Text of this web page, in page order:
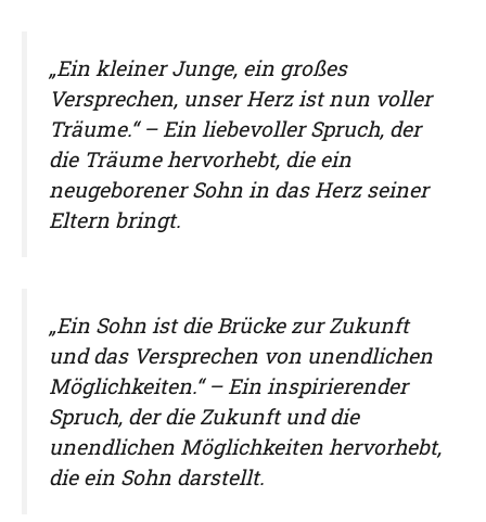
„Ein kleiner Junge, ein großes
Versprechen, unser Herz ist nun voller
Träume.“ – Ein liebevoller Spruch, der
die Träume hervorhebt, die ein
neugeborener Sohn in das Herz seiner
Eltern bringt.
„Ein Sohn ist die Brücke zur Zukunft
und das Versprechen von unendlichen
Möglichkeiten.“ – Ein inspirierender
Spruch, der die Zukunft und die
unendlichen Möglichkeiten hervorhebt,
die ein Sohn darstellt.